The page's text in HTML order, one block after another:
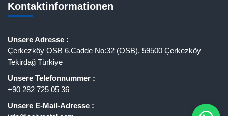
Kontaktinformationen
Unsere Adresse :
Çerkezköy OSB 6.Cadde No:32 (OSB), 59500 Çerkezköy
Tekirdağ Türkiye
Unsere Telefonnummer :
+90 282 725 05 36
Unsere E-Mail-Adresse :